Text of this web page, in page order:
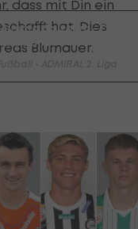
Austria Salzburg - First
FC 1894
- Frauen-Bundesliga
SpG
/ TSV
überrascht die
dass mit Din ein
hat. Dies
Blumauer.